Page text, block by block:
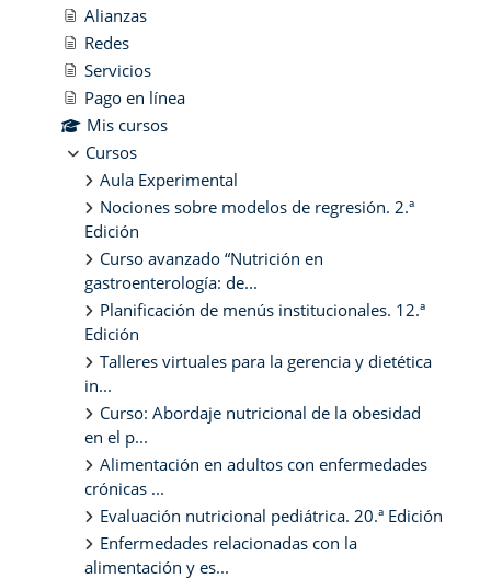
Alianzas
Redes
Servicios
Pago en línea
Mis cursos
Cursos
Aula Experimental
Nociones sobre modelos de regresión. 2.ª
Edición
Curso avanzado “Nutrición en
gastroenterología: de...
Planificación de menús institucionales. 12.ª
Edición
Talleres virtuales para la gerencia y dietética
in...
Curso: Abordaje nutricional de la obesidad
en el p...
Alimentación en adultos con enfermedades
crónicas ...
Evaluación nutricional pediátrica. 20.ª Edición
Enfermedades relacionadas con la
alimentación y es...